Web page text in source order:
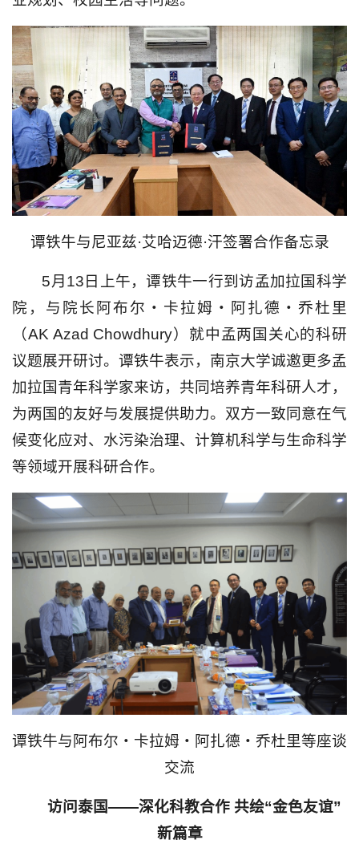
谭铁牛与尼亚兹·艾哈迈德·汗签署合作备忘录
5月13日上午，谭铁牛一行到访孟加拉国科学
院，与院长阿布尔・卡拉姆・阿扎德・乔杜里
（AK Azad Chowdhury）就中孟两国关心的科研
议题展开研讨。谭铁牛表示，南京大学诚邀更多孟
加拉国青年科学家来访，共同培养青年科研人才，
为两国的友好与发展提供助力。双方一致同意在气
候变化应对、水污染治理、计算机科学与生命科学
等领域开展科研合作。
谭铁牛与阿布尔・卡拉姆・阿扎德・乔杜里等座谈
交流
访问泰国——深化科教合作 共绘“金色友谊”
新篇章